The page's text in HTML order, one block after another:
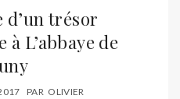
d’un trésor
L’abbaye de
PAR OLIVIER